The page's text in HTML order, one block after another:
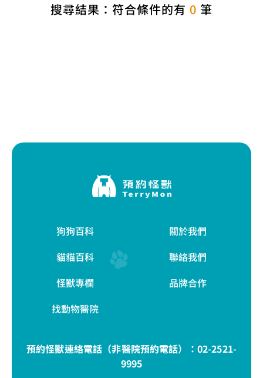
搜尋結果：符合條件的有 0 筆
狗狗百科
貓貓百科
怪獸專欄
找動物醫院
關於我們
聯絡我們
品牌合作
預約怪獸連絡電話（非醫院預約電話）： 02-2521-
9995